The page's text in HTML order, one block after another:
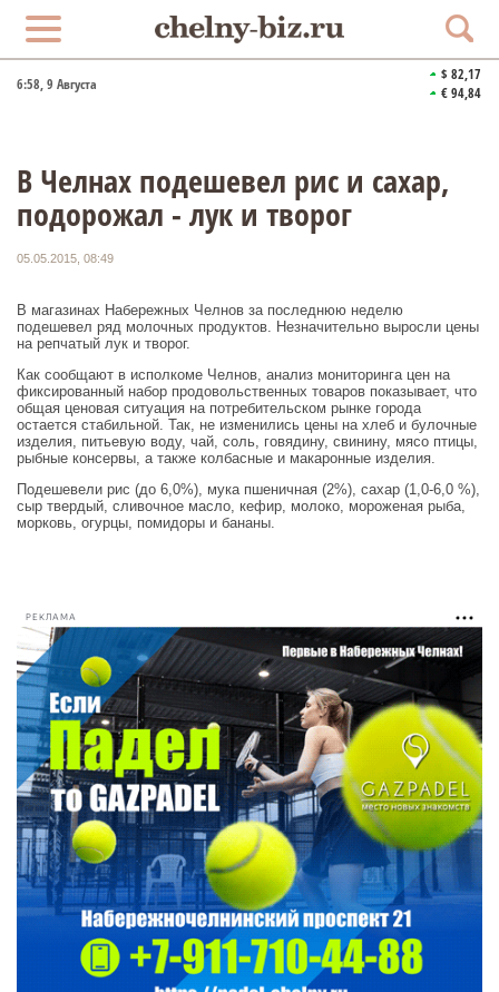
6:58, 9 Августа
$ 82,17
€ 94,84
В Челнах подешевел рис и сахар,
подорожал - лук и творог
05.05.2015, 08:49
В магазинах Набережных Челнов за последнюю неделю
подешевел ряд молочных продуктов. Незначительно выросли цены
на репчатый лук и творог.
Как сообщают в исполкоме Челнов, анализ мониторинга цен на
фиксированный набор продовольственных товаров показывает, что
общая ценовая ситуация на потребительском рынке города
остается стабильной. Так, не изменились цены на хлеб и булочные
изделия, питьевую воду, чай, соль, говядину, свинину, мясо птицы,
рыбные консервы, а также колбасные и макаронные изделия.
Подешевели рис (до 6,0%), мука пшеничная (2%), сахар (1,0-6,0 %),
сыр твердый, сливочное масло, кефир, молоко, мороженая рыба,
морковь, огурцы, помидоры и бананы.
РЕКЛАМА